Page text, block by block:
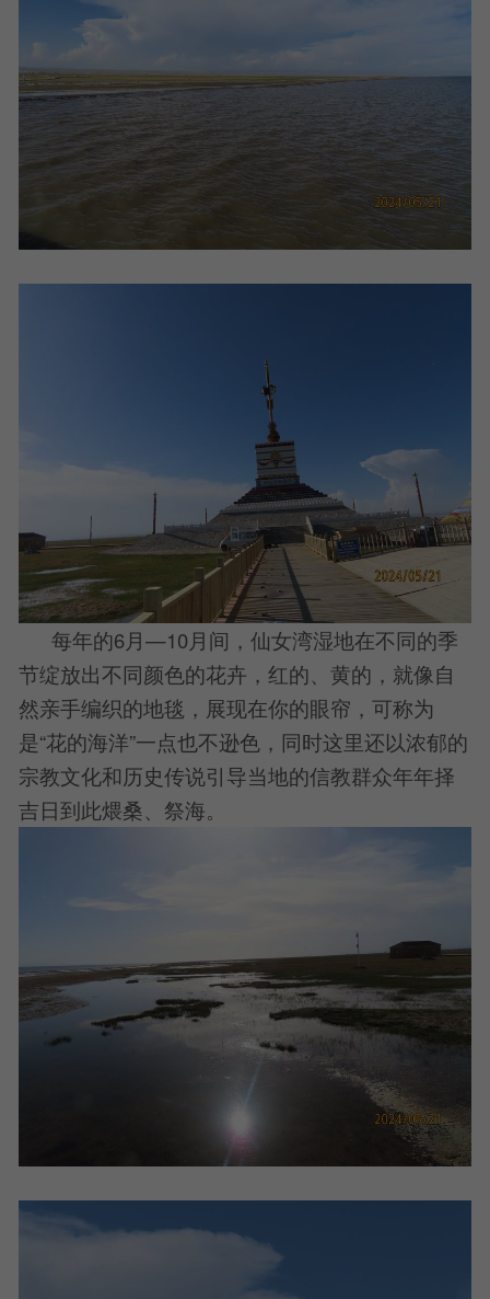
每年的6月—10月间，仙女湾湿地在不同的季
节绽放出不同颜色的花卉，红的、黄的，就像自
然亲手编织的地毯，展现在你的眼帘，可称为
是“花的海洋”一点也不逊色，同时这里还以浓郁的
宗教文化和历史传说引导当地的信教群众年年择
吉日到此煨桑、祭海。